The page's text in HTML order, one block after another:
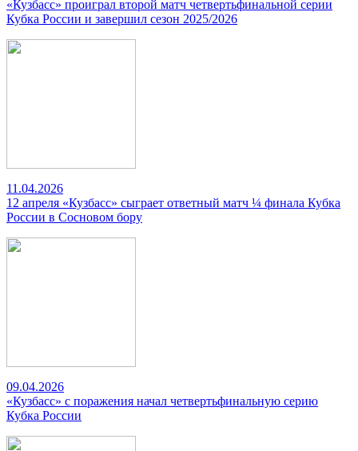
«Кузбасс» проиграл второй матч четвертьфинальной серии
Кубка России и завершил сезон 2025/2026
11.04.2026
12 апреля «Кузбасс» сыграет ответный матч ¼ финала Кубка
России в Сосновом бору
09.04.2026
«Кузбасс» с поражения начал четвертьфинальную серию
Кубка России